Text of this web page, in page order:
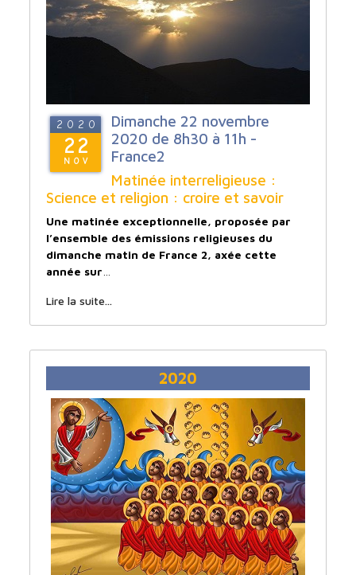
2020
22
NOV
Dimanche 22 novembre
2020 de 8h30 à 11h -
France2
Matinée interreligieuse :
Science et religion : croire et savoir
Une matinée exceptionnelle, proposée par
l’ensemble des émissions religieuses du
dimanche matin de France 2, axée cette
année sur
Lire la suite...
2020